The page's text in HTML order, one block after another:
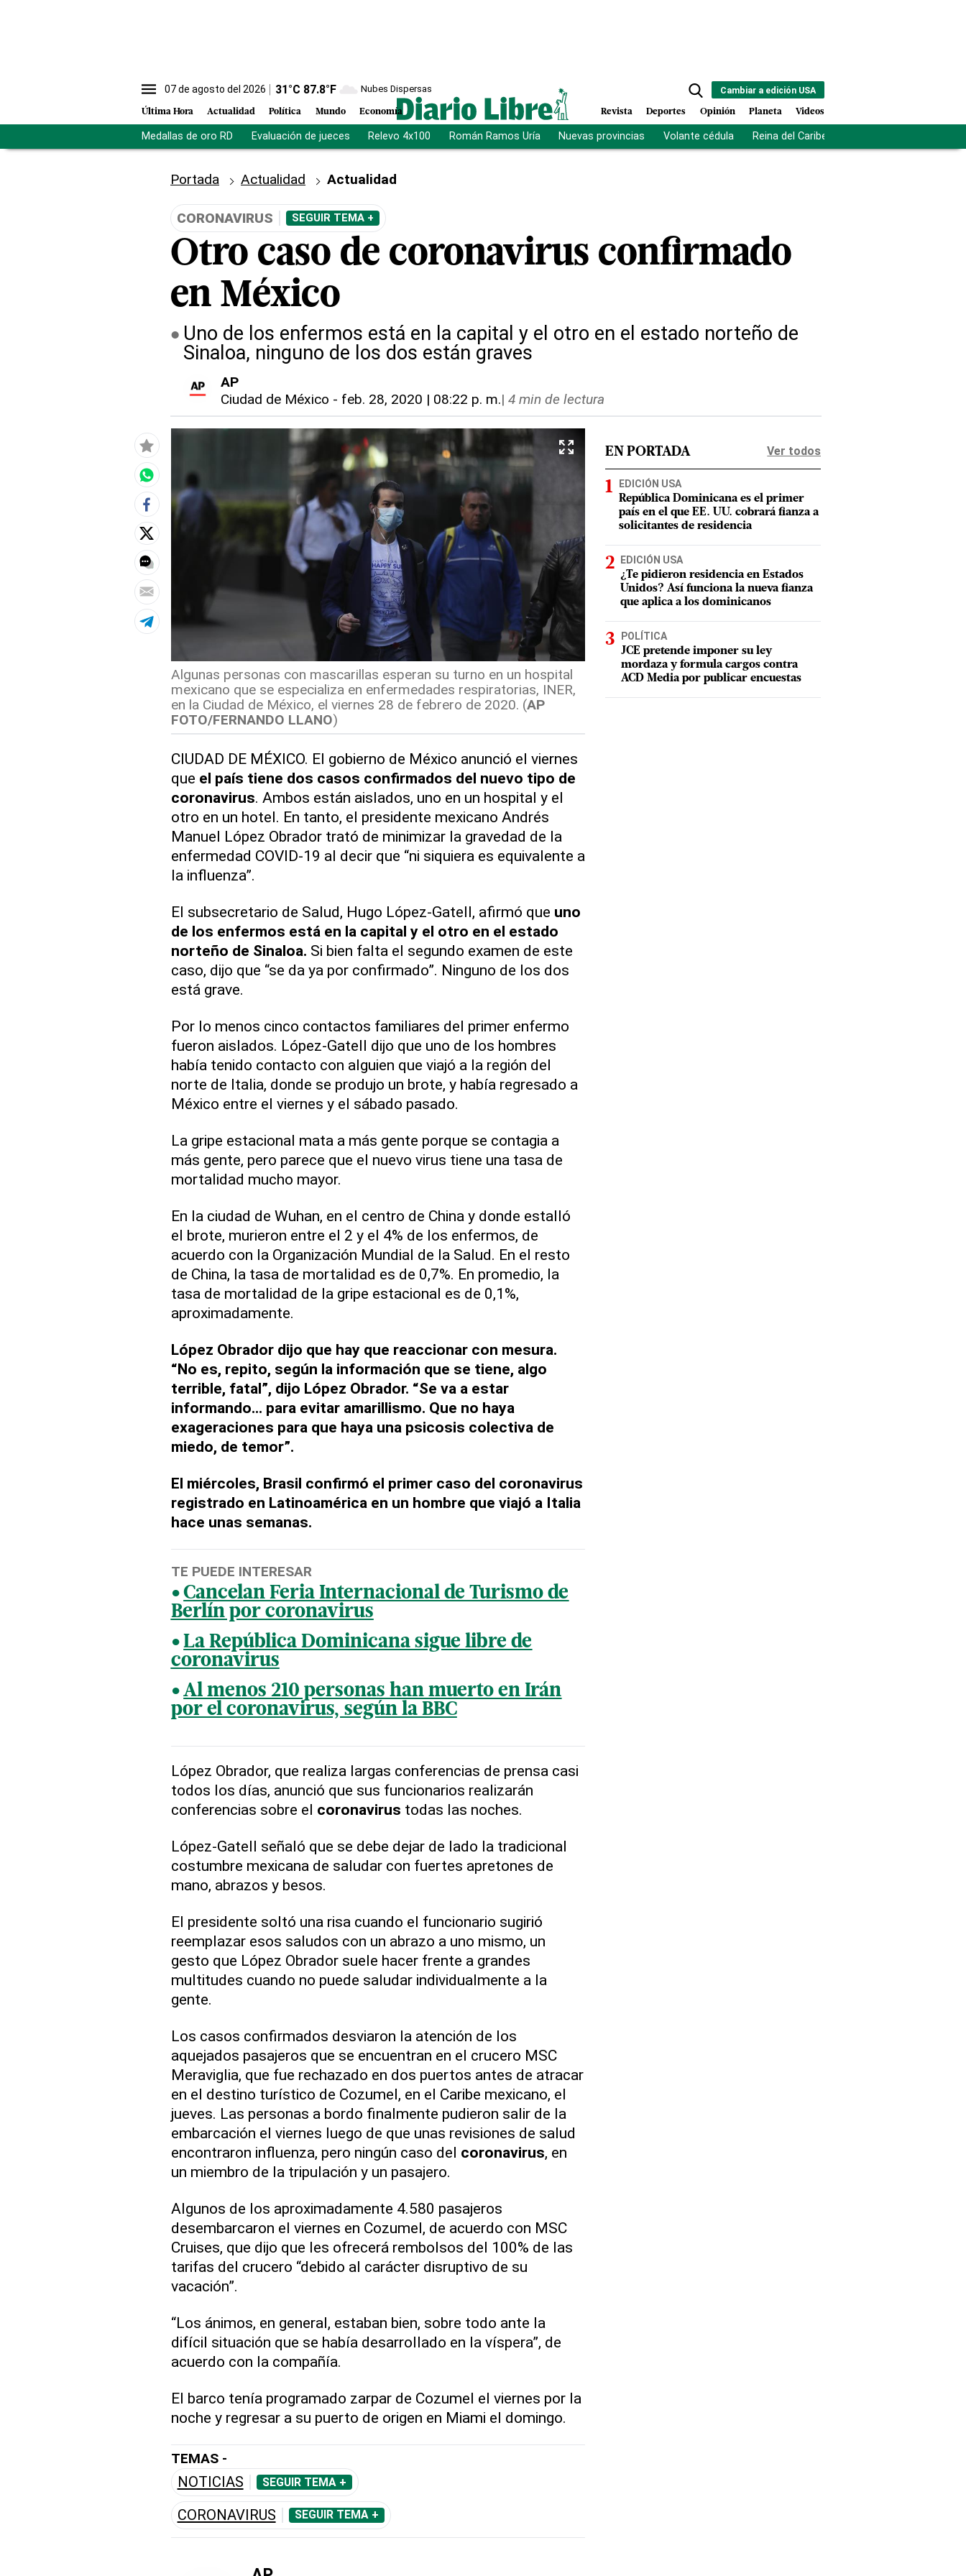
07 de agosto del 2026 31°C 87.8°F Nubes Dispersas
Última Hora Actualidad Política Mundo Economía
Cambiar a edición USA
Revista Deportes Opinión Planeta Videos
Medallas de oro RD Evaluación de jueces Relevo 4x100 Román Ramos Uría Nuevas provincias Volante cédula Reina del Caribe
Portada Actualidad Actualidad
CORONAVIRUS SEGUIR TEMA +
Otro caso de coronavirus confirmado
en México
Uno de los enfermos está en la capital y el otro en el estado norteño de
Sinaloa, ninguno de los dos están graves
AP
Ciudad de México - feb. 28, 2020 | 08:22 p. m.| 4 min de lectura
Algunas personas con mascarillas esperan su turno en un hospital
mexicano que se especializa en enfermedades respiratorias, INER,
en la Ciudad de México, el viernes 28 de febrero de 2020. (AP
FOTO/FERNANDO LLANO)
CIUDAD DE MÉXICO. El gobierno de México anunció el viernes
que el país tiene dos casos confirmados del nuevo tipo de
coronavirus. Ambos están aislados, uno en un hospital y el
otro en un hotel. En tanto, el presidente mexicano Andrés
Manuel López Obrador trató de minimizar la gravedad de la
enfermedad COVID-19 al decir que “ni siquiera es equivalente a
la influenza”.
El subsecretario de Salud, Hugo López-Gatell, afirmó que uno
de los enfermos está en la capital y el otro en el estado
norteño de Sinaloa. Si bien falta el segundo examen de este
caso, dijo que “se da ya por confirmado”. Ninguno de los dos
está grave.
Por lo menos cinco contactos familiares del primer enfermo
fueron aislados. López-Gatell dijo que uno de los hombres
había tenido contacto con alguien que viajó a la región del
norte de Italia, donde se produjo un brote, y había regresado a
México entre el viernes y el sábado pasado.
La gripe estacional mata a más gente porque se contagia a
más gente, pero parece que el nuevo virus tiene una tasa de
mortalidad mucho mayor.
En la ciudad de Wuhan, en el centro de China y donde estalló
el brote, murieron entre el 2 y el 4% de los enfermos, de
acuerdo con la Organización Mundial de la Salud. En el resto
de China, la tasa de mortalidad es de 0,7%. En promedio, la
tasa de mortalidad de la gripe estacional es de 0,1%,
aproximadamente.
López Obrador dijo que hay que reaccionar con mesura.
“No es, repito, según la información que se tiene, algo
terrible, fatal”, dijo López Obrador. “Se va a estar
informando... para evitar amarillismo. Que no haya
exageraciones para que haya una psicosis colectiva de
miedo, de temor”.
El miércoles, Brasil confirmó el primer caso del coronavirus
registrado en Latinoamérica en un hombre que viajó a Italia
hace unas semanas.
TE PUEDE INTERESAR
Cancelan Feria Internacional de Turismo de
Berlín por coronavirus
La República Dominicana sigue libre de
coronavirus
Al menos 210 personas han muerto en Irán
por el coronavirus, según la BBC
López Obrador, que realiza largas conferencias de prensa casi
todos los días, anunció que sus funcionarios realizarán
conferencias sobre el coronavirus todas las noches.
López-Gatell señaló que se debe dejar de lado la tradicional
costumbre mexicana de saludar con fuertes apretones de
mano, abrazos y besos.
El presidente soltó una risa cuando el funcionario sugirió
reemplazar esos saludos con un abrazo a uno mismo, un
gesto que López Obrador suele hacer frente a grandes
multitudes cuando no puede saludar individualmente a la
gente.
Los casos confirmados desviaron la atención de los
aquejados pasajeros que se encuentran en el crucero MSC
Meraviglia, que fue rechazado en dos puertos antes de atracar
en el destino turístico de Cozumel, en el Caribe mexicano, el
jueves. Las personas a bordo finalmente pudieron salir de la
embarcación el viernes luego de que unas revisiones de salud
encontraron influenza, pero ningún caso del coronavirus, en
un miembro de la tripulación y un pasajero.
Algunos de los aproximadamente 4.580 pasajeros
desembarcaron el viernes en Cozumel, de acuerdo con MSC
Cruises, que dijo que les ofrecerá rembolsos del 100% de las
tarifas del crucero “debido al carácter disruptivo de su
vacación”.
“Los ánimos, en general, estaban bien, sobre todo ante la
difícil situación que se había desarrollado en la víspera”, de
acuerdo con la compañía.
El barco tenía programado zarpar de Cozumel el viernes por la
noche y regresar a su puerto de origen en Miami el domingo.
TEMAS -
NOTICIAS SEGUIR TEMA +
CORONAVIRUS SEGUIR TEMA +
EN PORTADA Ver todos
EDICIÓN USA
República Dominicana es el primer
país en el que EE. UU. cobrará fianza a
solicitantes de residencia
EDICIÓN USA
¿Te pidieron residencia en Estados
Unidos? Así funciona la nueva fianza
que aplica a los dominicanos
POLÍTICA
JCE pretende imponer su ley
mordaza y formula cargos contra
ACD Media por publicar encuestas